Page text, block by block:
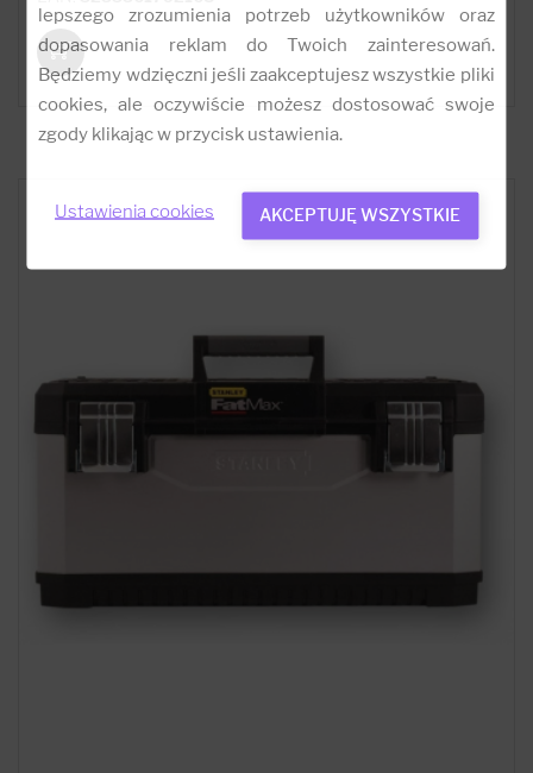
lepszego zrozumienia potrzeb użytkowników oraz
dopasowania reklam do Twoich zainteresowań.
Będziemy wdzięczni jeśli zaakceptujesz wszystkie pliki
cookies, ale oczywiście możesz dostosować swoje
zgody klikając w przycisk ustawienia.
Ustawienia cookies AKCEPTUJĘ WSZYSTKIE